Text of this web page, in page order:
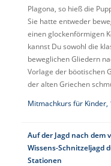
Plagona, so hieß die
Sie hatte entweder
einen glockenförmigen
kannst Du sowohl die
beweglichen Gliedern
Vorlage der böotischen
der alten Griechen
Mitmachkurs für Kinder,
Auf der Jagd nach dem
Wissens-Schnitzeljagd
Stationen